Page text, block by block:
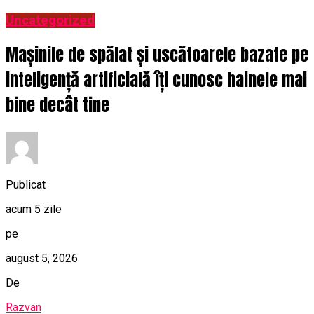
Uncategorized
Mașinile de spălat și uscătoarele bazate pe
inteligență artificială îți cunosc hainele mai
bine decât tine
Publicat
acum 5 zile
pe
august 5, 2026
De
Razvan